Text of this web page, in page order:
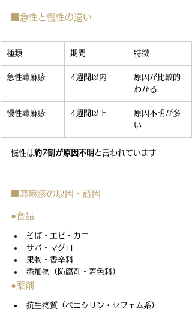
■急性と慢性の違い
種類 期間 特徴
急性蕁麻疹 4週間以内
原因が比較的
わかる
慢性蕁麻疹 4週間以上
原因不明が多
い
慢性は約7割が原因不明 と言われています
■蕁麻疹の原因・誘因
●食品
そば・エビ・カニ
サバ・マグロ
果物・香辛料
添加物（防腐剤・着色料）
●薬剤
抗生物質（ペニシリン・セフェム系）